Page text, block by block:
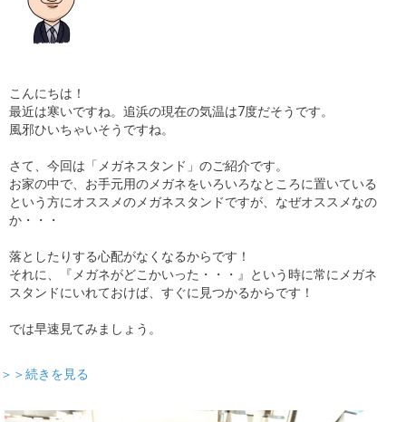
こんにちは！
最近は寒いですね。追浜の現在の気温は7度だそうです。
風邪ひいちゃいそうですね。
さて、今回は「メガネスタンド」のご紹介です。
お家の中で、お手元用のメガネをいろいろなところに置いている
という方にオススメのメガネスタンドですが、なぜオススメなの
か・・・
落としたりする心配がなくなるからです！
それに、『メガネがどこかいった・・・』という時に常にメガネ
スタンドにいれておけば、すぐに見つかるからです！
では早速見てみましょう。
＞＞続きを見る